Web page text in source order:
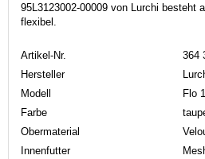
95L3123002-00009 von Lurchi besteht
flexibel.
Artikel-Nr.
364
Hersteller
Modell
Flo
Farbe
Obermaterial
Innenfutter